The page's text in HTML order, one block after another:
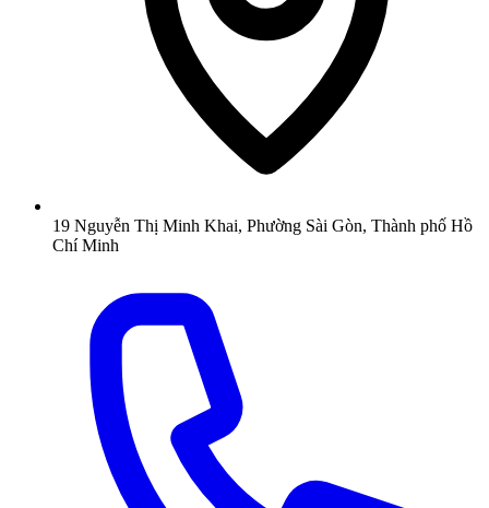
19 Nguyễn Thị Minh Khai, Phường Sài Gòn, Thành phố Hồ
Chí Minh